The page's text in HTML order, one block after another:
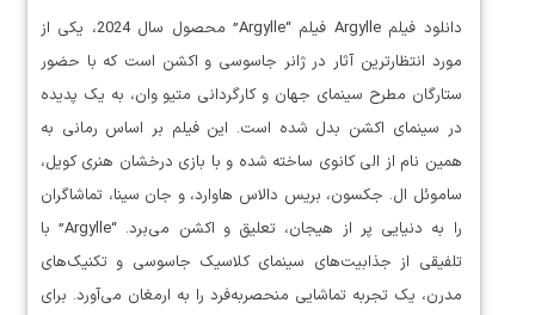
دانلود فیلم Argylle فیلم “Argylle” محصول سال 2024، یکی از
مورد انتظارترین آثار در ژانر جاسوسی و اکشن است که با حضور
ستارگان مطرح سینمای جهان و کارگردانی متیو وان، به یک پدیده
در سینمای اکشن بدل شده است. این فیلم بر اساس رمانی به
همین نام از الی کانوی ساخته شده و با بازی درخشان هنری کویل،
ساموئل ال. جکسون، بریس دالاس هاوارد، و جان سینا، تماشاگران
را به دنیایی پر از هیجان، تعلیق و اکشن می‌برد. “Argylle” با
تلفیقی از جذابیت‌های سینمای کلاسیک جاسوسی و تکنیک‌های
مدرن، یک تجربه تماشایی منحصربه‌فرد را به ارمغان می‌آورد. برای